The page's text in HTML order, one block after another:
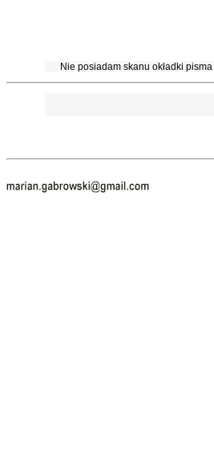
Nie posiadam skanu okładki